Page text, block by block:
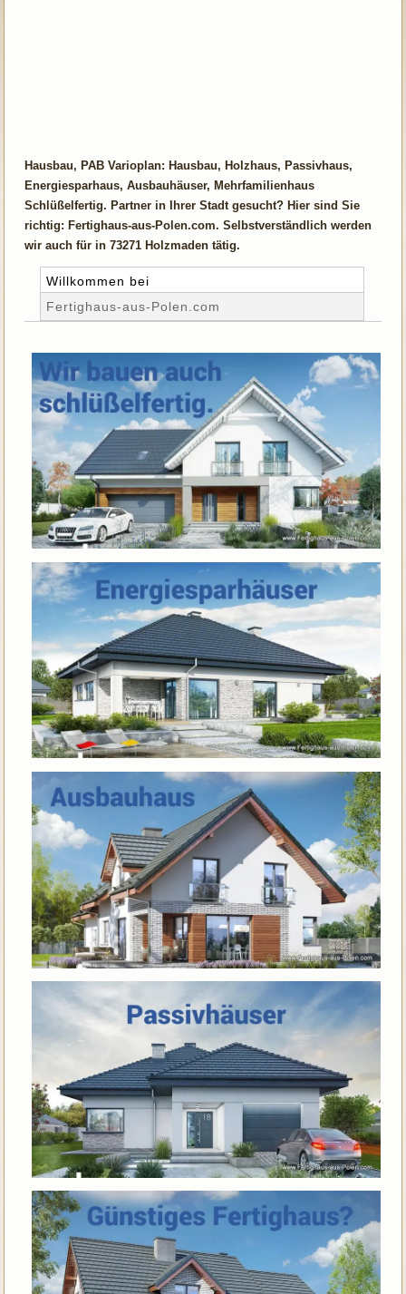
Hausbau, PAB Varioplan: Hausbau, Holzhaus, Passivhaus,
Energiesparhaus, Ausbauhäuser, Mehrfamilienhaus
Schlüßelfertig. Partner in Ihrer Stadt gesucht? Hier sind Sie
richtig: Fertighaus-aus-Polen.com. Selbstverständlich werden
wir auch für in 73271 Holzmaden tätig.
Willkommen bei
Fertighaus-aus-Polen.com